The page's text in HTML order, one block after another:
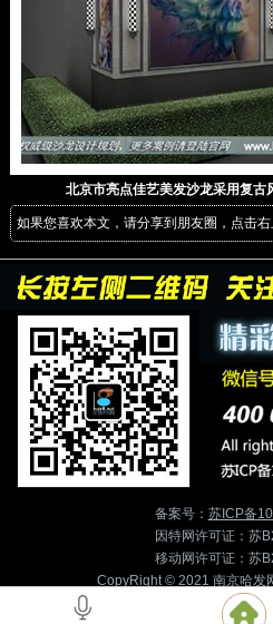
北京市亮点佳艺美发沙龙采用复古
如果您喜欢本文，请分享到朋友圈，点击右
备案号： 苏ICP备
因特网许可证：苏
移动网许可证：苏
CopyRight © 2021 南京哈发